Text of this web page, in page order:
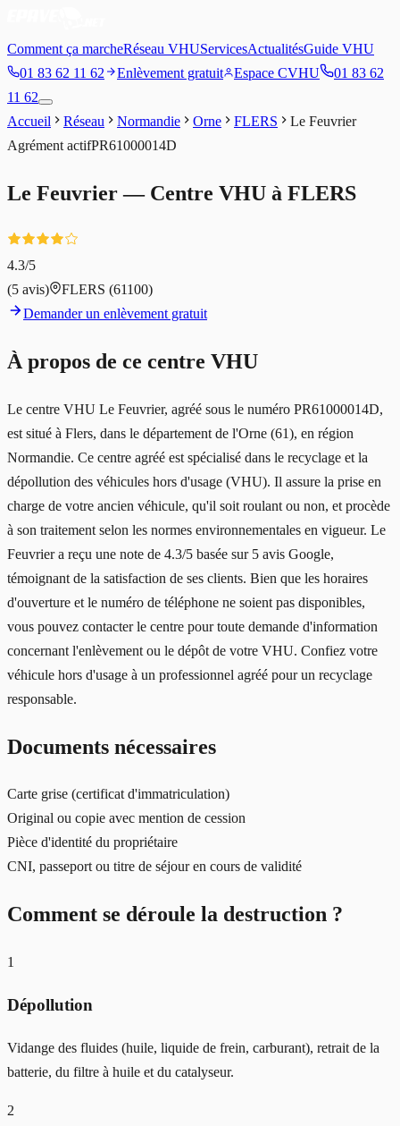
Comment ça marcheRéseau VHUServicesActualitésGuide VHU
01 83 62 11 62
Enlèvement gratuit Espace CVHU
01 83 62
11 62
Accueil
Réseau Normandie Orne FLERS
Le Feuvrier
Agrément actifPR61000014D
Le Feuvrier— Centre VHU à FLERS
4.3/5
(5 avis) FLERS (61100)
Demander un enlèvement gratuit
À propos de ce centre VHU
Le centre VHU Le Feuvrier, agréé sous le numéro PR61000014D,
est situé à Flers, dans le département de l'Orne (61), en région
Normandie. Ce centre agréé est spécialisé dans le recyclage et la
dépollution des véhicules hors d'usage (VHU). Il assure la prise en
charge de votre ancien véhicule, qu'il soit roulant ou non, et procède
à son traitement selon les normes environnementales en vigueur. Le
Feuvrier a reçu une note de 4.3/5 basée sur 5 avis Google,
témoignant de la satisfaction de ses clients. Bien que les horaires
d'ouverture et le numéro de téléphone ne soient pas disponibles,
vous pouvez contacter le centre pour toute demande d'information
concernant l'enlèvement ou le dépôt de votre VHU. Confiez votre
véhicule hors d'usage à un professionnel agréé pour un recyclage
responsable.
Documents nécessaires
Carte grise (certificat d'immatriculation)
Original ou copie avec mention de cession
Pièce d'identité du propriétaire
CNI, passeport ou titre de séjour en cours de validité
Comment se déroule la destruction ?
1
Dépollution
Vidange des fluides (huile, liquide de frein, carburant), retrait de la
batterie, du filtre à huile et du catalyseur.
2